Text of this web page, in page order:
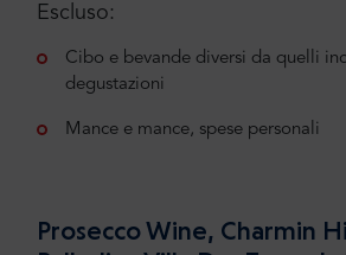
Escluso:
Cibo e bevande diversi da quelli
degustazioni
Mance e mance, spese personali
Prosecco Wine, Charmin